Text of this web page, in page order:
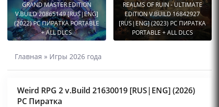
GRAND MASTER EDITION
V.BUILD 20865149 [RUS|ENG]
(2022) PC ПИРАТКА PORTABLE
+ ALL DLCS
REALMS OF RUIN - ULTIMATE
EDITION V.BUILD 16842927
[RUS|ENG] (2023) PC ПИРАТКА
PORTABLE + ALL DLCS
Главная » Игры 2026 года
Weird RPG 2 v.Build 21630019 [RUS|ENG] (2026)
PC Пиратка